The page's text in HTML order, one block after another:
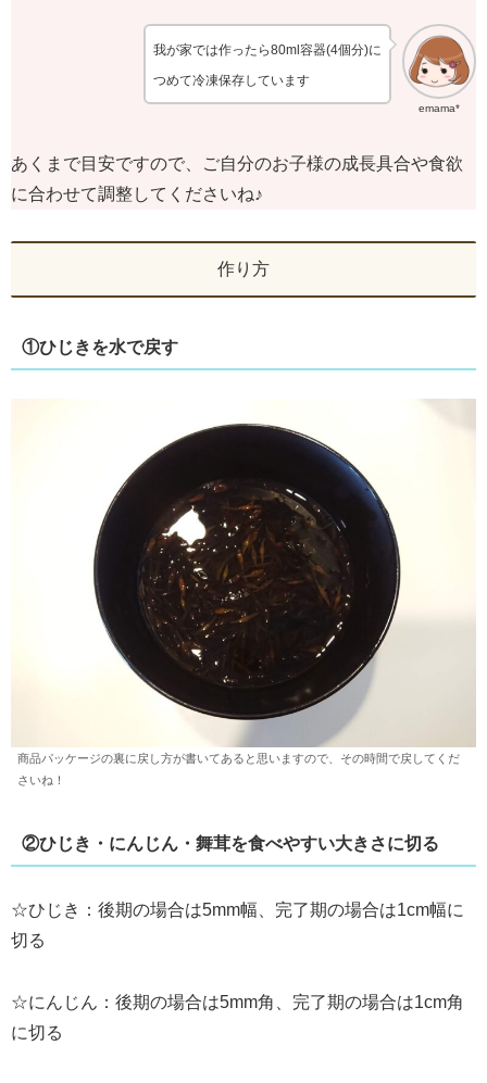
emama*
我が家では作ったら80ml容器(4個分)に
つめて冷凍保存しています
あくまで目安ですので、ご自分のお子様の成長具合や食欲
に合わせて調整してくださいね♪
作り方
①ひじきを水で戻す
商品パッケージの裏に戻し方が書いてあると思いますので、その時間で戻してくだ
さいね！
②ひじき・にんじん・舞茸を食べやすい大きさに切る
☆ひじき：後期の場合は5mm幅、完了期の場合は1cm幅に
切る
☆にんじん：後期の場合は5mm角、完了期の場合は1cm角
に切る